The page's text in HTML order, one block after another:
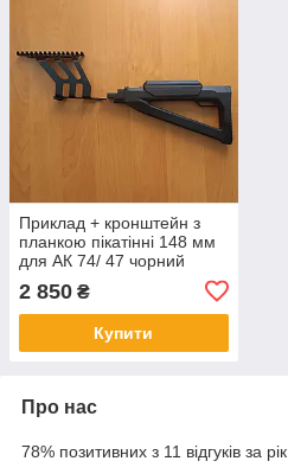
Приклад + кронштейн з
планкою пікатінні 148 мм
для АК 74/ 47 чорний
2 850 ₴
Купити
Про нас
78% позитивних з 11 відгуків за рік